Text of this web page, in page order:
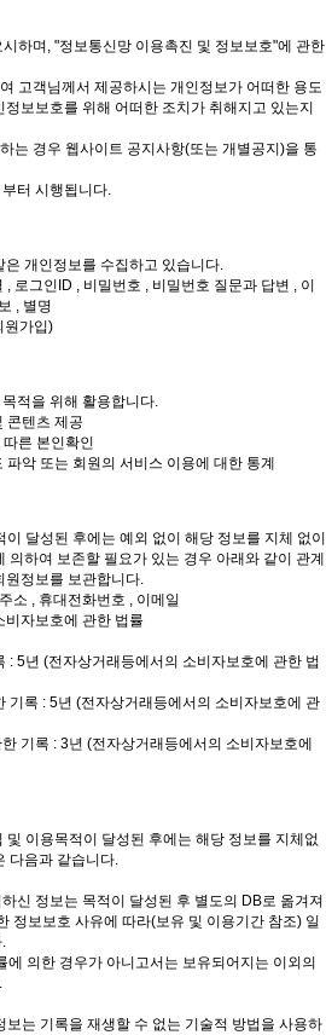
하며, "정보통신망 이용촉진 및 정보보호"에 관한
고객님께서 제공하시는 개인정보가 어떠한 용도
보보호를 위해 어떠한 조치가 취해지고 있는지
는 경우 웹사이트 공지사항(또는 개별공지)을 통
터 시행됩니다.
개인정보를 수집하고 있습니다.
로그인ID , 비밀번호 , 비밀번호 질문과 답변 , 이
, 별명
원가입)
적을 위해 활용합니다.
콘텐츠 제공
른 본인확인
악 또는 회원의 서비스 이용에 대한 통계
달성된 후에는 예외 없이 해당 정보를 지체 없이
의하여 보존할 필요가 있는 경우 아래와 같이 관계
원정보를 보관합니다.
소 , 휴대전화번호 , 이메일
비자보호에 관한 법률
: 5년 (전자상거래등에서의 소비자보호에 관한 법
기록 : 5년 (전자상거래등에서의 소비자보호에 관
기록 : 3년 (전자상거래등에서의 소비자보호에
이용목적이 달성된 후에는 해당 정보를 지체없
다음과 같습니다.
신 정보는 목적이 달성된 후 별도의 DB로 옮겨져
정보보호 사유에 따라(보유 및 이용기간 참조) 일
의한 경우가 아니고서는 보유되어지는 이외의
는 기록을 재생할 수 없는 기술적 방법을 사용하